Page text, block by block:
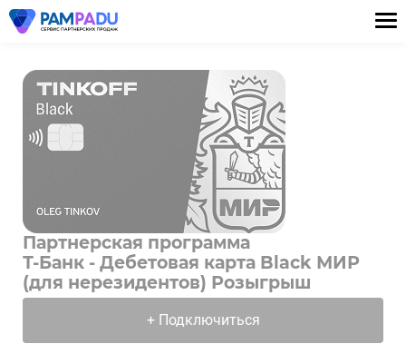
Партнерская программа
Т-Банк - Дебетовая карта Black МИР
(для нерезидентов) Розыгрыш
+ Подключиться